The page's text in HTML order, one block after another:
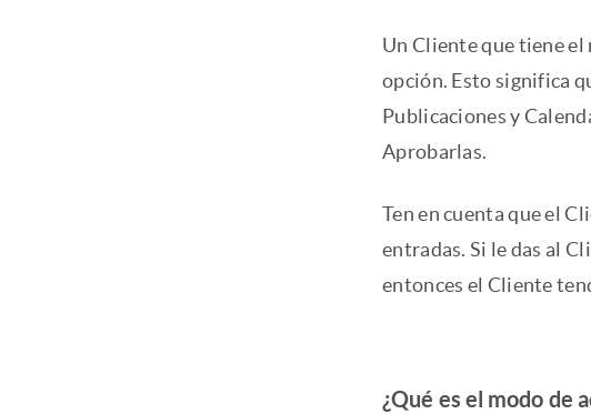
Un Cliente que tiene el
opción. Esto significa
Publicaciones y
Aprobarlas.
Ten en cuenta que el
entradas. Si le das al
entonces el Cliente
¿Qué es el modo de